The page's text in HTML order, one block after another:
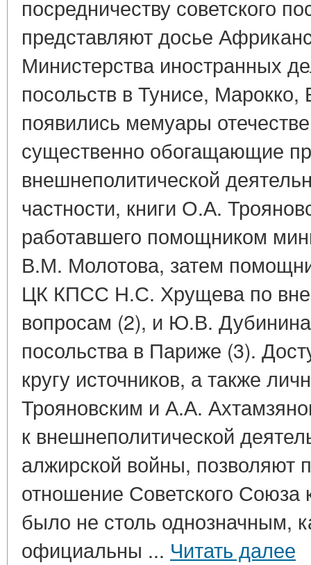
посредничеству советского
представляют досье
Министерства иностранных
посольств в Тунисе,
появились мемуары
существенно обогащающие
внешнеполитической
частности, книги О.А.
работавшего помощником
В.М. Молотова, затем
ЦК КПСС Н.С. Хрущева по
вопросам (2), и Ю.В. Дубинина
посольства в Париже (3).
кругу источников, а также
Трояновским и А.А.
к внешнеполитической
алжирской войны, позволяют
отношение Советского
было не столь однозначным,
официальны ... Читать далее